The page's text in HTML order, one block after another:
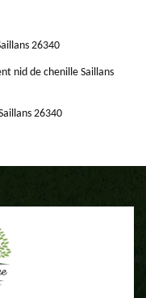
26340
nid de chenille Saillans
26340